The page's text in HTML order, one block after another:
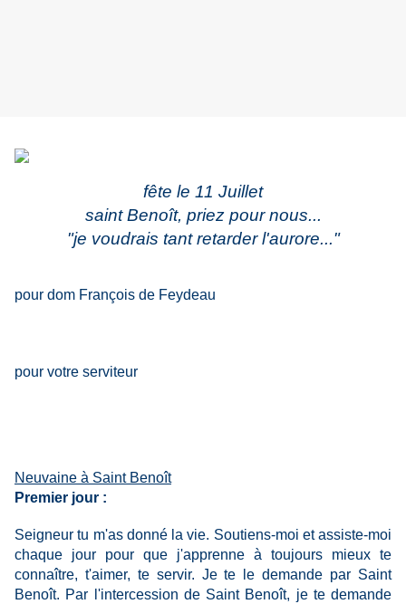
fête le 11 Juillet
saint Benoît, priez pour nous...
"je voudrais tant retarder l'aurore..."
pour dom François de Feydeau
pour votre serviteur
Neuvaine à Saint Benoît
Premier jour :
Seigneur tu m'as donné la vie. Soutiens-moi et assiste-moi
chaque jour pour que j'apprenne à toujours mieux te
connaître, t'aimer, te servir. Je te le demande par Saint
Benoît. Par l'intercession de Saint Benoît, je te demande